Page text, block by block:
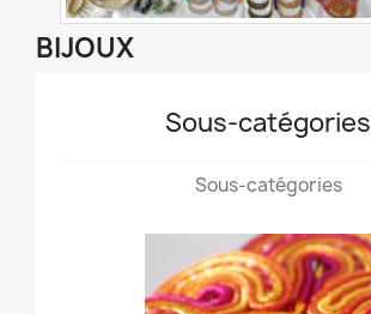
BIJOUX
Sous-catégories
Sous-catégories